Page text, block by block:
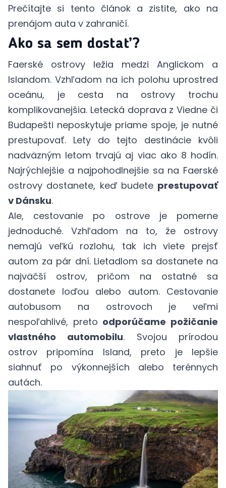
Prečítajte si tento článoka zistite, ako na
prenájom auta v zahraničí.
Ako sa sem dostať?
Faerské ostrovy ležia medzi Anglickom a
Islandom. Vzhľadom na ich polohu uprostred
oceánu, je cesta na ostrovy trochu
komplikovanejšia. Letecká doprava z Viedne či
Budapešti neposkytuje priame spoje, je nutné
prestupovať. Lety do tejto destinácie kvôli
nadväzným letom trvajú aj viac ako 8 hodín.
Najrýchlejšie a najpohodlnejšie sa na Faerské
ostrovy dostanete, keď budete prestupovať
v Dánsku.
Ale, cestovanie po ostrove je pomerne
jednoduché. Vzhľadom na to, že ostrovy
nemajú veľkú rozlohu, tak ich viete prejsť
autom za pár dní. Lietadlom sa dostanete na
najväčší ostrov, pričom na ostatné sa
dostanete loďou alebo autom. Cestovanie
autobusom na ostrovoch je veľmi
nespoľahlivé, preto odporúčame požičanie
vlastného automobilu. Svojou prírodou
ostrov pripomína Island, preto je lepšie
siahnuť po výkonnejších alebo terénnych
autách.